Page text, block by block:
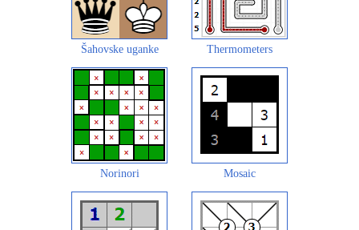
Šahovske uganke Thermometers
Norinori Mosaic